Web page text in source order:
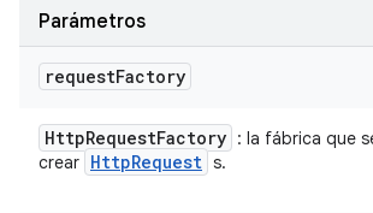
Parámetros
requestFactory
HttpRequestFactory : la fábrica que
crear HttpRequest s.